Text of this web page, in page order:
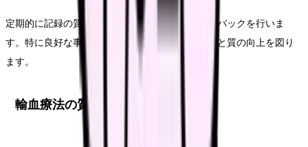
定期的に記録の質を評価し、スタッフにフィードバックを行いま
す。特に良好な事例を共有し、記録管理の標準化と質の向上を図り
ます。
輸血療法の質向上と診療報酬